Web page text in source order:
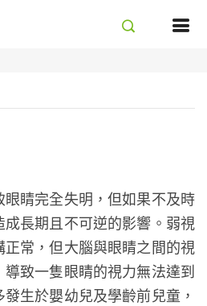
睛完全失明，但如果不及時
長期且不可逆的影響。弱視
常，但大腦與眼睛之間的視
致一隻眼睛的視力無法達到
生於嬰幼兒及學齡前兒童，